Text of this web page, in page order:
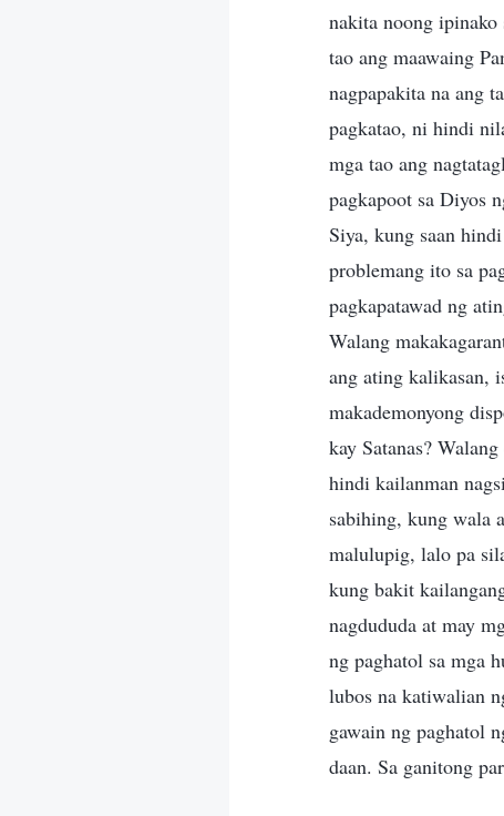
nakita noong ipinako
tao ang maawaing
nagpapakita na ang
pagkatao, ni hindi
mga tao ang
pagkapoot sa Diyos
Siya, kung saan
problemang ito sa
pagkapatawad ng
Walang
ang ating kalikasan,
makademonyong
kay Satanas?
hindi kailanman
sabihing, kung wala
malulupig, lalo pa
kung bakit
nagdududa at may
ng paghatol sa mga
lubos na katiwalian
gawain ng paghatol
daan. Sa ganitong